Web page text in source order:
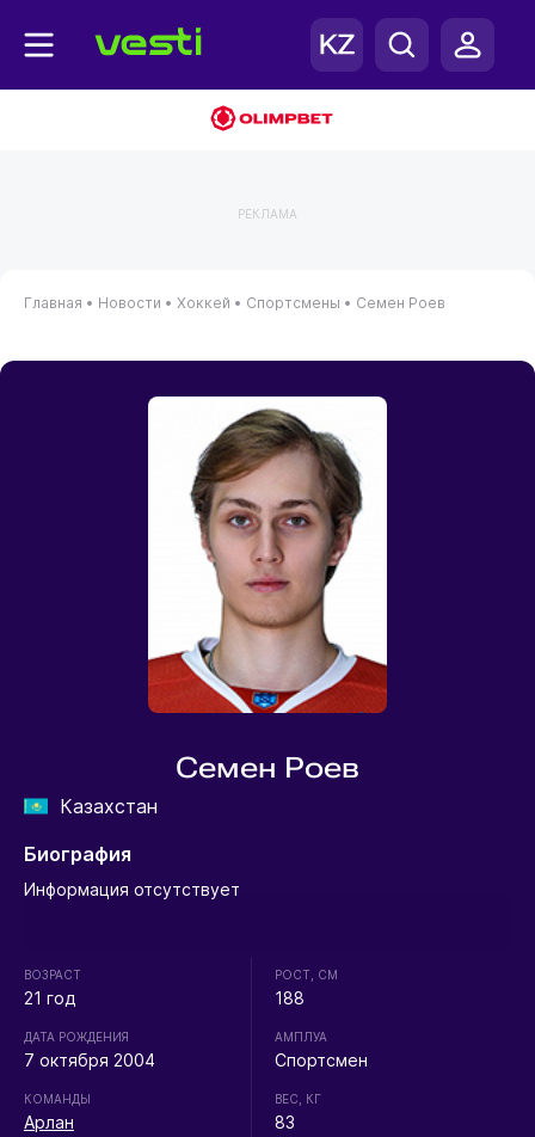
РЕКЛАМА
Главная • Новости • Хоккей • Спортсмены • Семен Роев
Семен Роев
Казахстан
Биография
Информация отсутствует
ВОЗРАСТ
21 год
ДАТА РОЖДЕНИЯ
7 октября 2004
КОМАНДЫ
Арлан
РОСТ, СМ
188
АМПЛУА
Спортсмен
ВЕС, КГ
83